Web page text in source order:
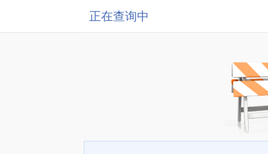
正在查询中